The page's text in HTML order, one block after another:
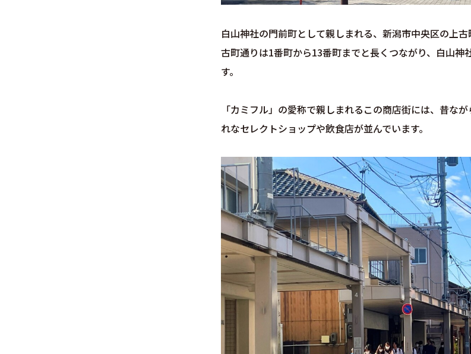
白山神社の門前町として親しまれる、新潟市中央区の上古
古町通りは1番町から13番町までと長くつながり、白山神
す。
「カミフル」の愛称で親しまれるこの商店街には、昔な
れなセレクトショップや飲食店が並んでいます。